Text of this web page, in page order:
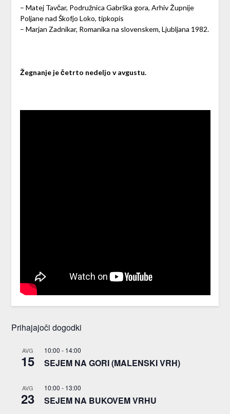
– Matej Tavčar, Podružnica Gabrška gora, Arhiv Župnije
Poljane nad Škofjo Loko, tipkopis
– Marjan Zadnikar, Romanika na slovenskem, Ljubljana 1982.
Žegnanje je četrto nedeljo v avgustu.
Prihajajoči dogodki
AVG
15
10:00 - 14:00
SEJEM NA GORI (MALENSKI VRH)
AVG
23
10:00 - 13:00
SEJEM NA BUKOVEM VRHU